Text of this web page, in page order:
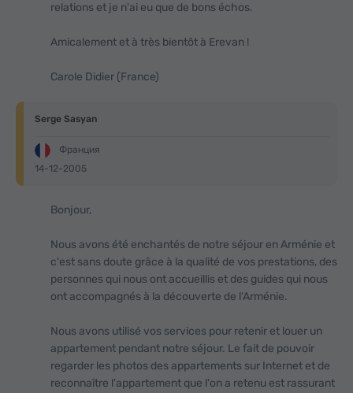
relations et je n'ai eu que de bons échos.
Amicalement et à très bientôt à Erevan !
Carole Didier (France)
Serge Sasyan
Франция
14-12-2005
Bonjour,
Nous avons été enchantés de notre séjour en Arménie et
c'est sans doute grâce à la qualité de vos prestations, des
personnes qui nous ont accueillis et des guides qui nous
ont accompagnés à la découverte de l'Arménie.
Nous avons utilisé vos services pour retenir et louer un
appartement pendant notre séjour. Le fait de pouvoir
regarder les photos des appartements sur Internet et de
reconnaître l'appartement que l'on a retenu est rassurant